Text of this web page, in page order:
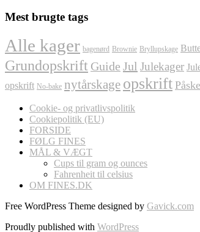
Mest brugte tags
Alle kager bagenørd Brownie Bryllupskage
Grundopskrift Guide Jul Julekager
opskrift No-bake nytårskage opskrift Påske
Cookie- og privatlivspolitik
Cookiepolitik (EU)
FORSIDE
FØLG FINES
MÅL & VÆGT
Cups til gram og ounces
Fahrenheit til celsius
OM FINES.DK
Free WordPress Theme designed by Gavick.com
Proudly published with WordPress